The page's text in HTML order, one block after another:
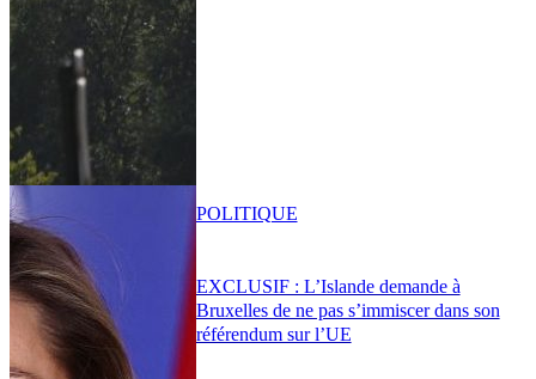
EXCLUSIF : L’Islande demande à
Bruxelles de ne pas s’immiscer dans son
référendum sur l’UE
POLITIQUE